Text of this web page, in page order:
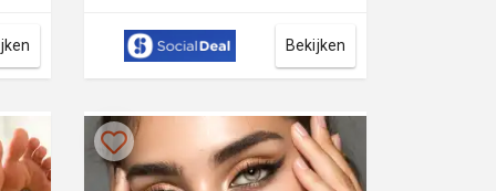
jouw haar e...
Bekijken